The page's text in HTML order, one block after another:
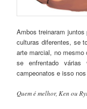
Ambos treinaram
culturas diferentes, se
arte marcial, no mesmo
se enfrentado
campeonatos e isso
Quem é melhor, Ken ou